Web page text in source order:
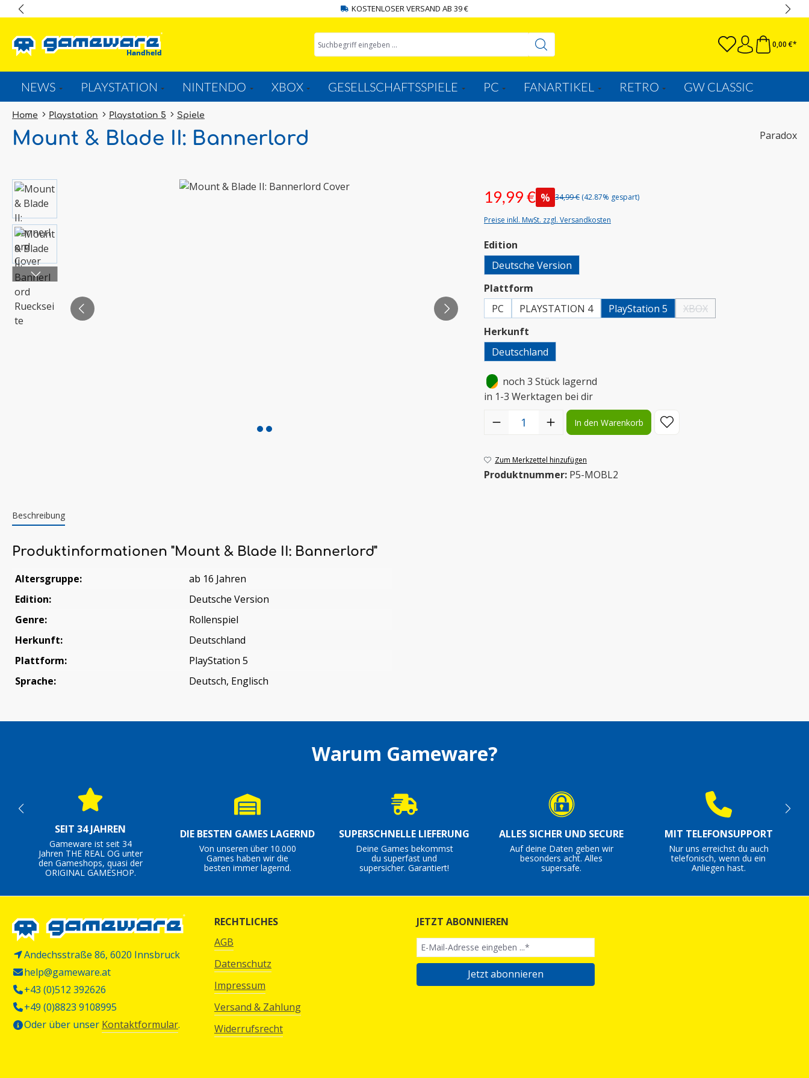
KOSTENLOSER VERSAND AB 39 €
0,00 €*
NEWS PLAYSTATION NINTENDO XBOX GESELLSCHAFTSSPIELE PC FANARTIKEL RETRO GW CLASSIC
Home Playstation Playstation 5 Spiele
Mount & Blade II: Bannerlord Paradox
Bildergalerie überspringen
19,99 € % 34,99 € (42.87% gespart)
Preise inkl. MwSt. zzgl. Versandkosten
Edition
Deutsche Version
Plattform
PC
PLAYSTATION 4 PlayStation 5 XBOX(Diese Option ist zurzeit nicht
Herkunft
Deutschland
noch 3 Stück lagernd
in 1-3 Werktagen bei dir
Produkt Anzahl: Gib den gewünschten Wert ein oder benutze die
In den Warenkorb
Zum Merkzettel hinzufügen
Produktnummer: P5-MOBL2
Beschreibung
Produktinformationen "Mount & Blade II: Bannerlord"
Altersgruppe:
ab 16 Jahren
Edition:
Deutsche Version
Genre:
Rollenspiel
Herkunft:
Deutschland
Plattform:
PlayStation 5
Sprache:
Deutsch, Englisch
Warum Gameware?
SEIT 34 JAHREN
Gameware ist seit 34
Jahren THE REAL OG unter
den Gameshops, quasi der
ORIGINAL GAMESHOP.
DIE BESTEN GAMES LAGERND
Von unseren über 10.000
Games haben wir die
besten immer lagernd.
SUPERSCHNELLE LIEFERUNG
Deine Games bekommst
du superfast und
supersicher. Garantiert!
ALLES SICHER UND SECURE
Auf deine Daten geben wir
besonders acht. Alles
supersafe.
MIT TELEFONSUPPORT
Nur uns erreichst du auch
telefonisch, wenn du ein
Anliegen hast.
Andechsstraße 86, 6020 Innsbruck
help@gameware.at
+43 (0)512 392626
+49 (0)8823 9108995
Oder über unser Kontaktformular.
RECHTLICHES
AGB
Datenschutz
Impressum
Versand & Zahlung
Widerrufsrecht
JETZT ABONNIEREN
Jetzt abonnieren